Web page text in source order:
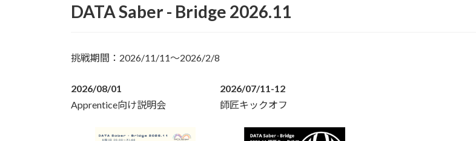
DATA Saber - Bridge 2026.11
挑戦期間：2026/11/11〜2026/2/8
2026/08/01
Apprentice向け説明会
2026/07/11-12
師匠キックオフ